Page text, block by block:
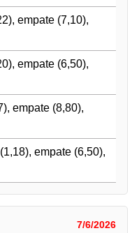
empate (7,10),
empate (6,50),
empate (8,80),
empate (6,50),
7/6/2026